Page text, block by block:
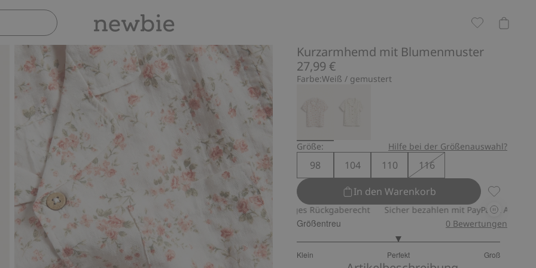
Kurzarmhemd mit Blumenmuster
27,99 €
Farbe:Weiß / gemustert
Größe: Hilfe bei der Größenauswahl?
98 104 110
116
In den Warenkorb
Sicher bezahlen mit PayPal & Apple Pay 30-tägiges Rückgaberecht Sicher bezahlen mit PayPal & Apple Pay
Größentreu
Klein Perfekt Groß
von
0 Bewertungen